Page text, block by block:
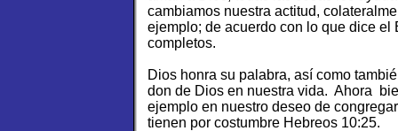
cambiamos nuestra actitud,
ejemplo; de acuerdo con lo que dice
completos.
Dios honra su palabra, así como
don de Dios en nuestra vida. Ahora
ejemplo en nuestro deseo de
tienen por costumbre Hebreos 10:25.